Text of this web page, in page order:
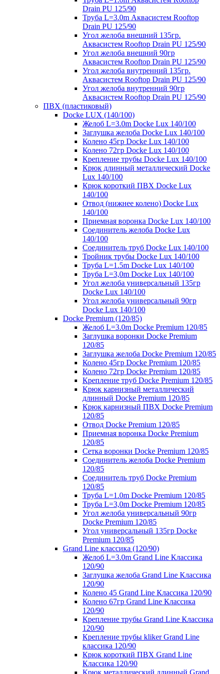
Drain PU 125/90
Труба L=3.0m Аквасистем Rooftop
Drain PU 125/90
Угол желоба внешний 135гр.
Аквасистем Rooftop Drain PU 125/90
Угол желоба внешний 90гр
Аквасистем Rooftop Drain PU 125/90
Угол желоба внутренний 135гр.
Аквасистем Rooftop Drain PU 125/90
Угол желоба внутренний 90гр
Аквасистем Rooftop Drain PU 125/90
ПВХ (пластиковый)
Docke LUX (140/100)
Желоб L=3.0m Docke Lux 140/100
Заглушка желоба Docke Lux 140/100
Колено 45гр Docke Lux 140/100
Колено 72гр Docke Lux 140/100
Крепление трубы Docke Lux 140/100
Крюк длинный металлический Docke
Lux 140/100
Крюк короткий ПВХ Docke Lux
140/100
Отвод (нижнее колено) Docke Lux
140/100
Приемная воронка Docke Lux 140/100
Соединитель желоба Docke Lux
140/100
Соединитель труб Docke Lux 140/100
Тройник трубы Docke Lux 140/100
Труба L=1.5m Docke Lux 140/100
Труба L=3,0m Docke Lux 140/100
Угол желоба универсальный 135гр
Docke Lux 140/100
Угол желоба универсальный 90гр
Docke Lux 140/100
Docke Premium (120/85)
Желоб L=3.0m Docke Premium 120/85
Заглушка воронки Docke Premium
120/85
Заглушка желоба Docke Premium 120/85
Колено 45гр Docke Premium 120/85
Колено 72гр Docke Premium 120/85
Крепление труб Docke Premium 120/85
Крюк карнизный металлический
длинный Docke Premium 120/85
Крюк карнизный ПВХ Docke Premium
120/85
Отвод Docke Premium 120/85
Приемная воронка Docke Premium
120/85
Сетка воронки Docke Premium 120/85
Соединитель желоба Docke Premium
120/85
Соединитель труб Docke Premium
120/85
Труба L=1.0m Docke Premium 120/85
Труба L=3,0m Docke Premium 120/85
Угол желоба универсальный 90гр
Docke Premium 120/85
Угол универсальный 135гр Docke
Premium 120/85
Grand Line классика (120/90)
Желоб L=3.0m Grand Line Классика
120/90
Заглушка желоба Grand Line Классика
120/90
Колено 45 Grand Line Классика 120/90
Колено 67гр Grand Line Классика
120/90
Крепление трубы Grand Line Классика
120/90
Крепление трубы kliker Grand Line
классика 120/90
Крюк короткий ПВХ Grand Line
Классика 120/90
Крюк металлический длинный Grand